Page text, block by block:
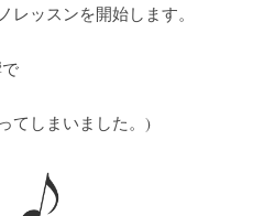
ッスンを開始します。
てしまいました。)